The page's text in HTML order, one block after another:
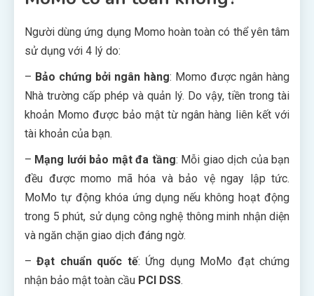
Người dùng ứng dụng Momo hoàn toàn có thể yên tâm
sử dụng với 4 lý do:
– Bảo chứng bởi ngân hàng: Momo được ngân hàng
Nhà trường cấp phép và quản lý. Do vậy, tiền trong tài
khoản Momo được bảo mật từ ngân hàng liên kết với
tài khoản của bạn.
– Mạng lưới bảo mật đa tầng: Mỗi giao dịch của bạn
đều được momo mã hóa và bảo vệ ngay lập tức.
MoMo tự động khóa ứng dụng nếu không hoạt động
trong 5 phút, sử dụng công nghệ thông minh nhận diện
và ngăn chặn giao dịch đáng ngờ.
–Đạt chuẩn quốc tế: Ứng dụng MoMo đạt chứng
nhận bảo mật toàn cầu PCI DSS.